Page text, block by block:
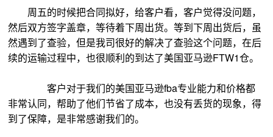
周五的时候把合同拟好，给客户看，客户觉得没问题，
然后双方签字盖章，等待着下周出货。等到下周出货后，虽
然遇到了查验，但是我司很好的解决了查验这个问题，在后
续的运输过程中，也很顺利的到达了美国亚马逊FTW1仓。
客户对于我们的美国亚马逊fba专业能力和价格都
非常认同，帮助了他们节省了成本，也没有丢货的现象，得
到了保障，是非常感谢我们的。